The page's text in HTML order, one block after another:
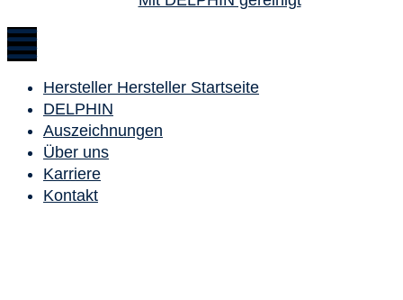
Hersteller Hersteller Startseite
DELPHIN
Auszeichnungen
Über uns
Karriere
Kontakt